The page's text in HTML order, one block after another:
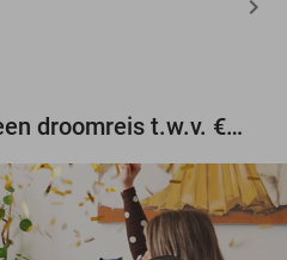
Maak gratis kans op een droomreis t.w.v. €3.000!